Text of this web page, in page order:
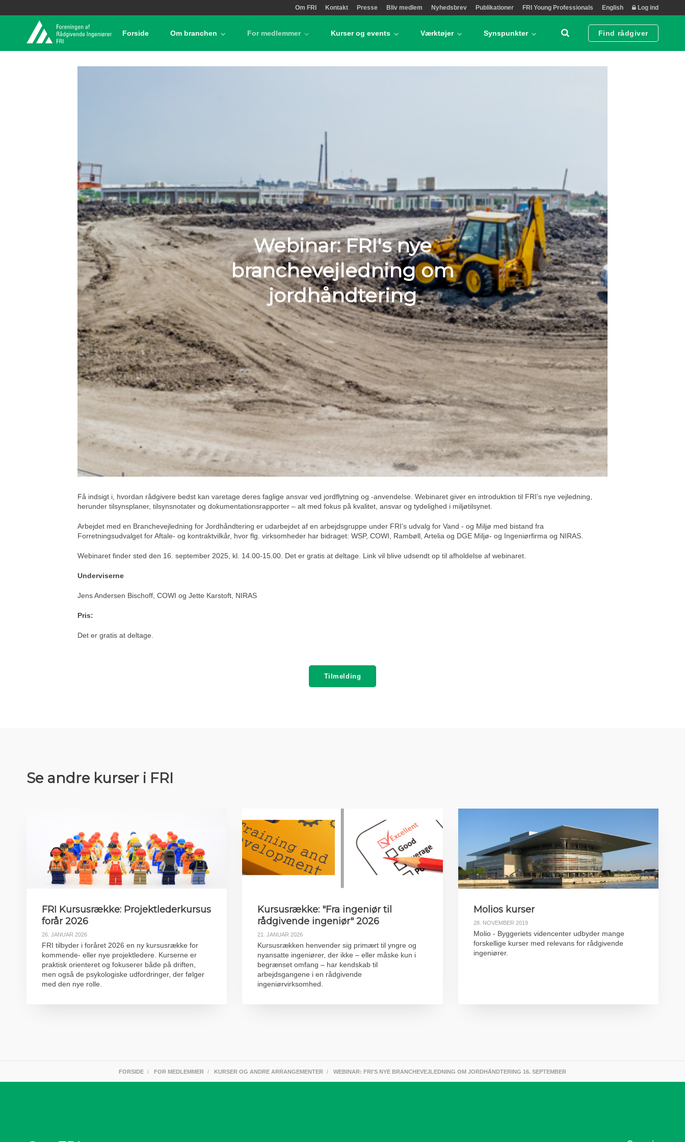
Om FRI Kontakt Presse Bliv medlem Nyhedsbrev Publikationer FRI Young Professionals English Log ind
Forside Om branchen For medlemmer Kurser og events Værktøjer Synspunkter Find rådgiver
Webinar: FRI's nye
branchevejledning om
jordhåndtering
Få indsigt i, hvordan rådgivere bedst kan varetage deres faglige ansvar ved jordflytning og -anvendelse. Webinaret giver en introduktion til FRI’s nye vejledning,
herunder tilsynsplaner, tilsynsnotater og dokumentationsrapporter – alt med fokus på kvalitet, ansvar og tydelighed i miljøtilsynet.
Arbejdet med en Branchevejledning for Jordhåndtering er udarbejdet af en arbejdsgruppe under FRI’s udvalg for Vand - og Miljø med bistand fra
Forretningsudvalget for Aftale- og kontraktvilkår, hvor flg. virksomheder har bidraget: WSP, COWI, Rambøll, Artelia og DGE Miljø- og Ingeniørfirma og NIRAS.
Webinaret finder sted den 16. september 2025, kl. 14.00-15.00. Det er gratis at deltage. Link vil blive udsendt op til afholdelse af webinaret.
Underviserne
Jens Andersen Bischoff, COWI og Jette Karstoft, NIRAS
Pris:
Det er gratis at deltage.
Tilmelding
Se andre kurser i FRI
FRI Kursusrække: Projektlederkursus
forår 2026
26. JANUAR 2026
FRI tilbyder i foråret 2026 en ny kursusrække for
kommende- eller nye projektledere. Kurserne er
praktisk orienteret og fokuserer både på driften,
men også de psykologiske udfordringer, der følger
med den nye rolle.
Kursusrække: "Fra ingeniør til
rådgivende ingeniør" 2026
21. JANUAR 2026
Kursusrækken henvender sig primært til yngre og
nyansatte ingeniører, der ikke – eller måske kun i
begrænset omfang – har kendskab til
arbejdsgangene i en rådgivende
ingeniørvirksomhed.
Molios kurser
28. NOVEMBER 2019
Molio - Byggeriets videncenter udbyder mange
forskellige kurser med relevans for rådgivende
ingeniører.
FORSIDE FOR MEDLEMMER KURSER OG ANDRE ARRANGEMENTER WEBINAR: FRI'S NYE BRANCHEVEJLEDNING OM JORDHÅNDTERING 16. SEPTEMBER